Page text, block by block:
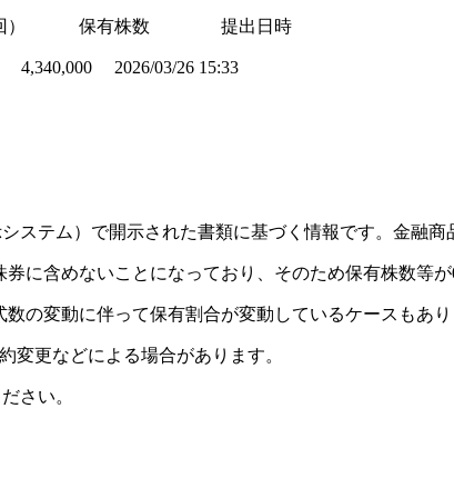
今回） 保有株数 提出日時
2026/03/26 15:33
ステム）で開示された書類に基づく情報です。金融商
に含めないことになっており、そのため保有株数等が
の変動に伴って保有割合が変動しているケースもあり
変更などによる場合があります。
さい。